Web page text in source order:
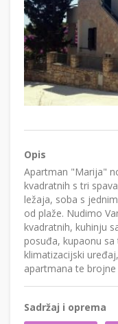
Opis
Apartman "Marija"
kvadratnih s tri
ležaja, soba s
od plaže. Nudimo
kvadratnih, kuhinju
posuđa, kupaonu
klimatizacijski
apartmana te brojne
Sadržaj i oprema